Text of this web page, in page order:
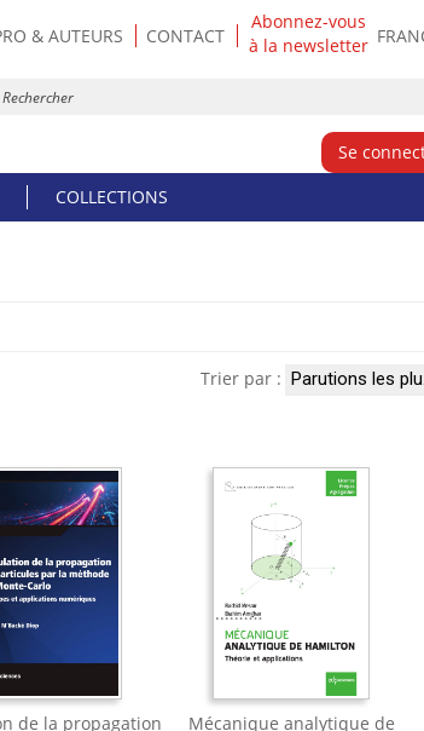
& AUTEURS CONTACT
Abonnez-vous
à la newsletter
Se
COLLECTIONS
Trier par : Parutions les
de la propagation
Mécanique analytique de